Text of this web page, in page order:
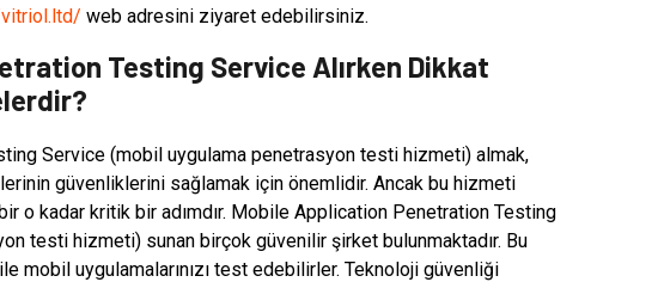
web adresini ziyaret edebilirsiniz.
Testing Service Alırken Dikkat
Service (mobil uygulama penetrasyon testi hizmeti) almak,
güvenliklerini sağlamak için önemlidir. Ancak bu hizmeti
o kadar kritik bir adımdır. Mobile Application Penetration Testing
testi hizmeti) sunan birçok güvenilir şirket bulunmaktadır. Bu
mobil uygulamalarınızı test edebilirler. Teknoloji güvenliği